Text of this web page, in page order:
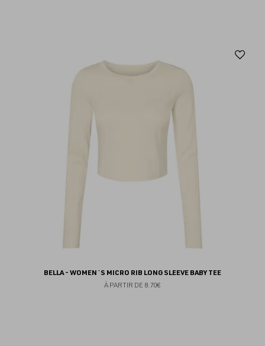
BELLA - WOMEN´S MICRO RIB LONG SLEEVE BABY TEE
À PARTIR DE 8.70€